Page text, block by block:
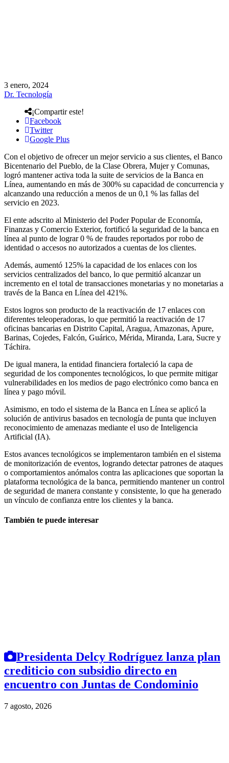
3 enero, 2024
Dr. Tecnología
¡Compartir este!
Facebook
Twitter
Google Plus
Con el objetivo de ofrecer un mejor servicio a sus clientes, el Banco
Bicentenario del Pueblo, de la Clase Obrera, Mujer y Comunas,
logró mantener activa toda la suite de servicios de la Banca en
Línea, aumentando en más de 300% su capacidad de concurrencia y
alcanzando una reducción a menos de un 0,1 % las fallas del
servicio en 2023.
El ente adscrito al Ministerio del Poder Popular de Economía,
Finanzas y Comercio Exterior, fortificó la seguridad de la banca en
línea al punto de lograr 0 % de fraudes reportados por robo de
identidad o accesos no autorizados a cuentas de los clientes.
Además, aumentó 125% la capacidad de los enlaces con los
servicios centralizados del banco, lo que permitió alcanzar un
incremento en el total de transacciones monetarias y no monetarias a
través de la Banca en Línea del 421%.
Estos logros son producto de la reactivación de 17 enlaces con
diferentes teleoperadoras, lo que permitió la reactivación de 17
oficinas bancarias en Distrito Capital, Aragua, Amazonas, Apure,
Barinas, Cojedes, Falcón, Guárico, Mérida, Miranda, Lara, Sucre y
Táchira.
De igual manera, la entidad financiera fortaleció la capa de
seguridad de los componentes tecnológicos, lo que permite mitigar
vulnerabilidades en los medios de pago electrónico como banca en
línea y pago móvil.
Asimismo, en todo el sistema de la Banca en Línea se aplicó la
solución de antivirus basados en tecnología de punta que incluyen
reconocimiento de amenazas mediante el uso de Inteligencia
Artificial (IA).
Estos avances tecnológicos se implementaron también en el sistema
de monitorización de eventos, logrando detectar patrones de ataques
o comportamientos anómalos contra las aplicaciones que soportan la
plataforma tecnológica de la banca, permitiendo mantener un control
de seguridad de manera constante y consistente, lo que ha generado
un vínculo de confianza entre los clientes y la banca.
También te puede interesar
Presidenta Delcy Rodríguez lanza plan
crediticio con subsidio directo en
encuentro con Juntas de Condominio
7 agosto, 2026